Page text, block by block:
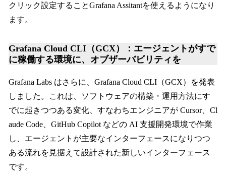
クリック設定することGrafana Assitantを使えるようになり
ます。
Grafana Cloud CLI（GCX）：エージェントがすで
に稼働する環境に、オブザーバビリティを
Grafana Labs はさらに、Grafana Cloud CLI（GCX）を発表
しました。これは、ソフトウェアの構築・運用方法にす
でに起きつつある変化、すなわちエンジニアが Cursor、Cl
aude Code、GitHub Copilot などの AI 支援開発環境で作業
し、エージェントが主要なインターフェースになりつつ
ある流れを見据えて設計された新しいインターフェース
です。